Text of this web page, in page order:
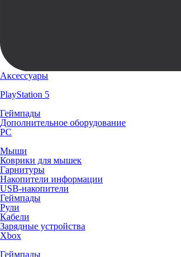
Аксессуары
PlayStation 5
Геймпады
Дополнительное оборудование
PC
Мыши
Коврики для мышек
Гарнитуры
Накопители информации
USB-накопители
Геймпады
Рули
Кабели
Зарядные устройства
Xbox
Геймпады